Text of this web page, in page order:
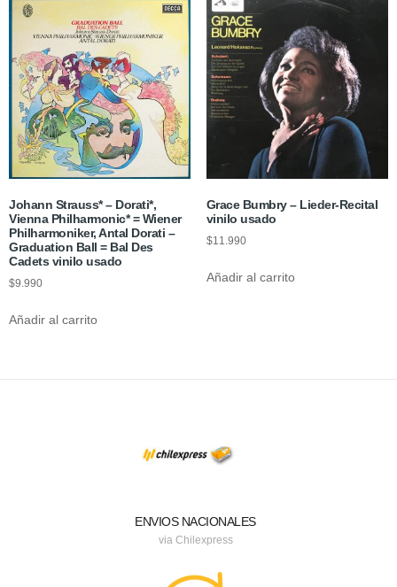
Johann Strauss* – Dorati*,
Vienna Philharmonic* = Wiener
Philharmoniker, Antal Dorati –
Graduation Ball = Bal Des
Cadets vinilo usado
$9.990
Añadir al carrito
Grace Bumbry – Lieder-Recital
vinilo usado
$11.990
Añadir al carrito
ENVIOS NACIONALES
via Chilexpress